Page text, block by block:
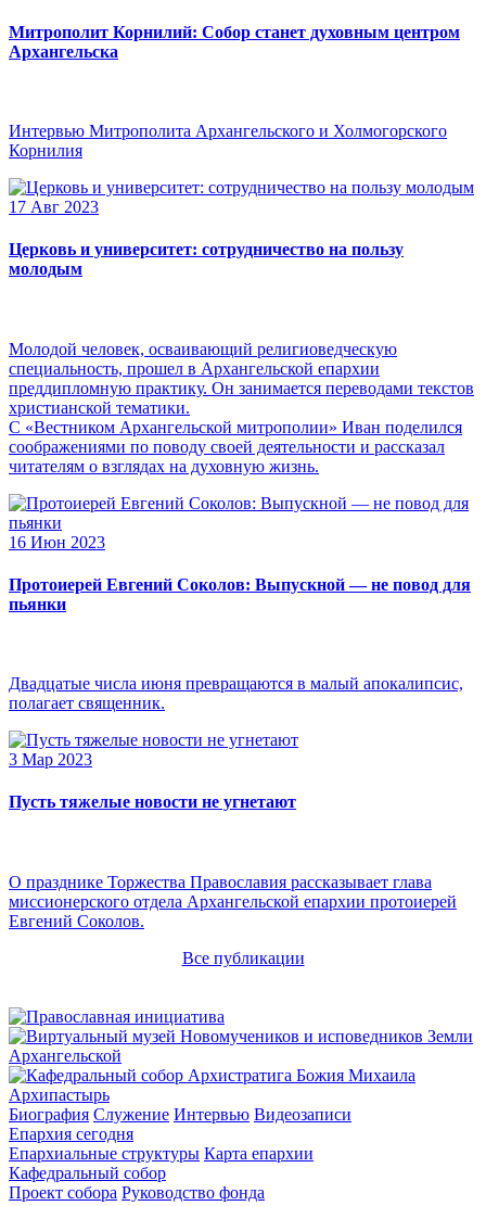
Митрополит Корнилий: Собор станет духовным центром
Архангельска
Интервью Митрополита Архангельского и Холмогорского
Корнилия
17 Авг 2023
Церковь и университет: сотрудничество на пользу
молодым
Молодой человек, осваивающий религиоведческую
специальность, прошел в Архангельской епархии
преддипломную практику. Он занимается переводами текстов
христианской тематики.
С «Вестником Архангельской митрополии» Иван поделился
соображениями по поводу своей деятельности и рассказал
читателям о взглядах на духовную жизнь.
16 Июн 2023
Протоиерей Евгений Соколов: Выпускной — не повод для
пьянки
Двадцатые числа июня превращаются в малый апокалипсис,
полагает священник.
3 Мар 2023
Пусть тяжелые новости не угнетают
О празднике Торжества Православия рассказывает глава
миссионерского отдела Архангельской епархии протоиерей
Евгений Соколов.
Все публикации
Архипастырь
Биография Служение Интервью Видеозаписи
Епархия сегодня
Епархиальные структуры Карта епархии
Кафедральный собор
Проект собора Руководство фонда